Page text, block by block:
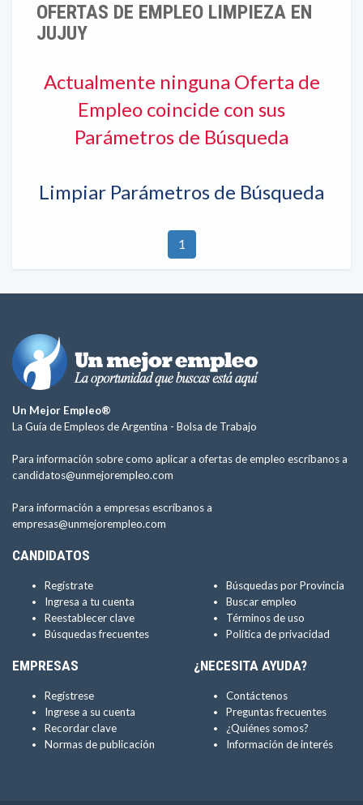
OFERTAS DE EMPLEO LIMPIEZA EN
JUJUY
Actualmente ninguna Oferta de
Empleo coincide con sus
Parámetros de Búsqueda
Limpiar Parámetros de Búsqueda
1
Un Mejor Empleo®
La Guía de Empleos de Argentina - Bolsa de Trabajo
Para información sobre como aplicar a ofertas de empleo escríbanos a
candidatos@unmejorempleo.com
Para información a empresas escríbanos a
empresas@unmejorempleo.com
CANDIDATOS
Regístrate
Ingresa a tu cuenta
Reestablecer clave
Búsquedas frecuentes
Búsquedas por Provincia
Buscar empleo
Términos de uso
Política de privacidad
EMPRESAS
Regístrese
Ingrese a su cuenta
Recordar clave
Normas de publicación
¿NECESITA AYUDA?
Contáctenos
Preguntas frecuentes
¿Quiénes somos?
Información de interés